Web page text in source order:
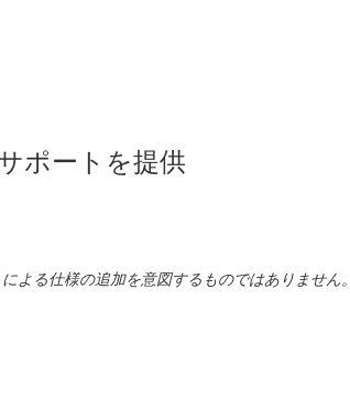
ポートを提供
よる仕様の追加を意図するものではありません。